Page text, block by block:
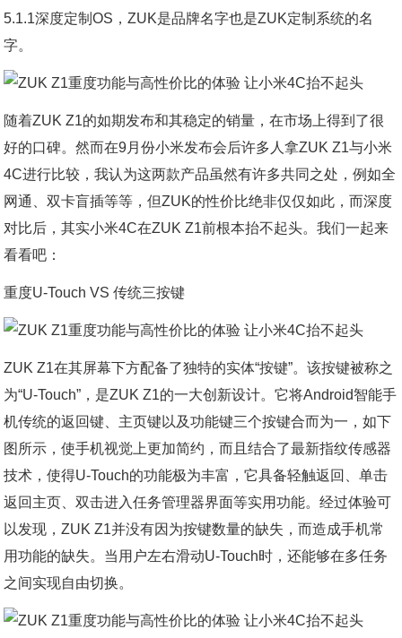
5.1.1深度定制OS，ZUK是品牌名字也是ZUK定制系统的名
字。
随着ZUK Z1的如期发布和其稳定的销量，在市场上得到了很
好的口碑。然而在9月份小米发布会后许多人拿ZUK Z1与小米
4C进行比较，我认为这两款产品虽然有许多共同之处，例如全
网通、双卡盲插等等，但ZUK的性价比绝非仅仅如此，而深度
对比后，其实小米4C在ZUK Z1前根本抬不起头。我们一起来
看看吧：
重度U-Touch VS 传统三按键
ZUK Z1在其屏幕下方配备了独特的实体“按键”。该按键被称之
为“U-Touch”，是ZUK Z1的一大创新设计。它将Android智能手
机传统的返回键、主页键以及功能键三个按键合而为一，如下
图所示，使手机视觉上更加简约，而且结合了最新指纹传感器
技术，使得U-Touch的功能极为丰富，它具备轻触返回、单击
返回主页、双击进入任务管理器界面等实用功能。经过体验可
以发现，ZUK Z1并没有因为按键数量的缺失，而造成手机常
用功能的缺失。当用户左右滑动U-Touch时，还能够在多任务
之间实现自由切换。